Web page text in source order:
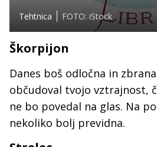
Tehtnica FOTO: iStock
Škorpijon
Danes boš odločna in
občudoval tvojo vztrajnost,
ne bo povedal na glas. Na
nekoliko bolj previdna.